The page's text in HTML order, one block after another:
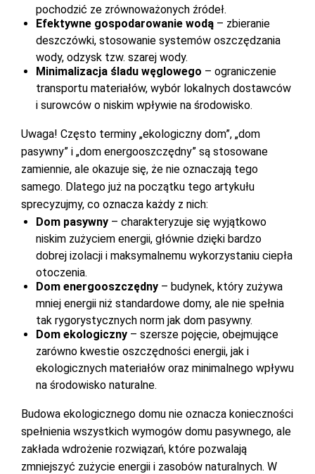
pochodzić ze zrównoważonych źródeł.
Efektywne gospodarowanie wodą – zbieranie
deszczówki, stosowanie systemów oszczędzania
wody, odzysk tzw. szarej wody.
Minimalizacja śladu węglowego – ograniczenie
transportu materiałów, wybór lokalnych dostawców
i surowców o niskim wpływie na środowisko.
Uwaga! Często terminy „ekologiczny dom”, „dom
pasywny” i „dom energooszczędny” są stosowane
zamiennie, ale okazuje się, że nie oznaczają tego
samego. Dlatego już na początku tego artykułu
sprecyzujmy, co oznacza każdy z nich:
Dom pasywny – charakteryzuje się wyjątkowo
niskim zużyciem energii, głównie dzięki bardzo
dobrej izolacji i maksymalnemu wykorzystaniu ciepła
otoczenia.
Dom energooszczędny – budynek, który zużywa
mniej energii niż standardowe domy, ale nie spełnia
tak rygorystycznych norm jak dom pasywny.
Dom ekologiczny – szersze pojęcie, obejmujące
zarówno kwestie oszczędności energii, jak i
ekologicznych materiałów oraz minimalnego wpływu
na środowisko naturalne.
Budowa ekologicznego domu nie oznacza konieczności
spełnienia wszystkich wymogów domu pasywnego, ale
zakłada wdrożenie rozwiązań, które pozwalają
zmniejszyć zużycie energii i zasobów naturalnych. W